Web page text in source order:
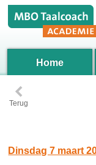
Home
‹
Terug
Dinsdag 7 maart